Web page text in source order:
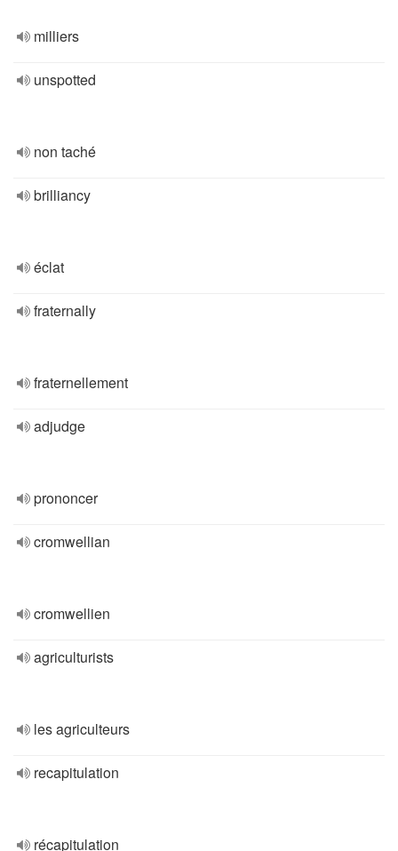
milliers
unspotted
non taché
brilliancy
éclat
fraternally
fraternellement
adjudge
prononcer
cromwellian
cromwellien
agriculturists
les agriculteurs
recapitulation
récapitulation